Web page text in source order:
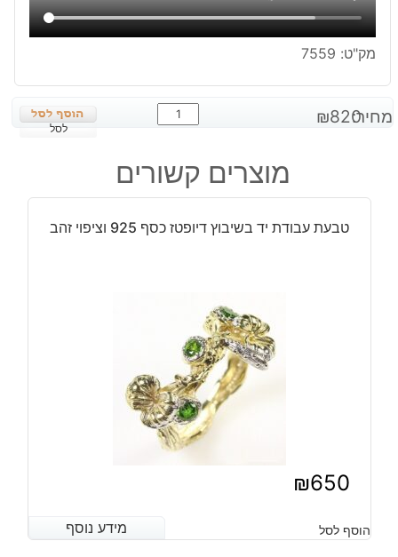
מק"ט: 7559
מחיר: ₪820
כמות
של
עבודת
יד
בשיבוץ
שחור
לסל
מוצרים קשורים
טבעת עבודת יד בשיבוץ דיופטז כסף 925 וציפוי זהב
₪650
מידע נוסף הוסף לסל מידע נוסף